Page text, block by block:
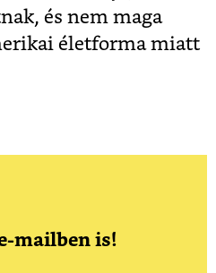
és nem maga
életforma miatt
mailben is!